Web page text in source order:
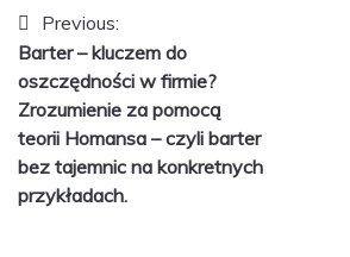
Nawigacja
wpisu
Previous:
Barter – kluczem do
oszczędności w firmie?
Zrozumienie za pomocą
teorii Homansa – czyli barter
bez tajemnic na konkretnych
przykładach.